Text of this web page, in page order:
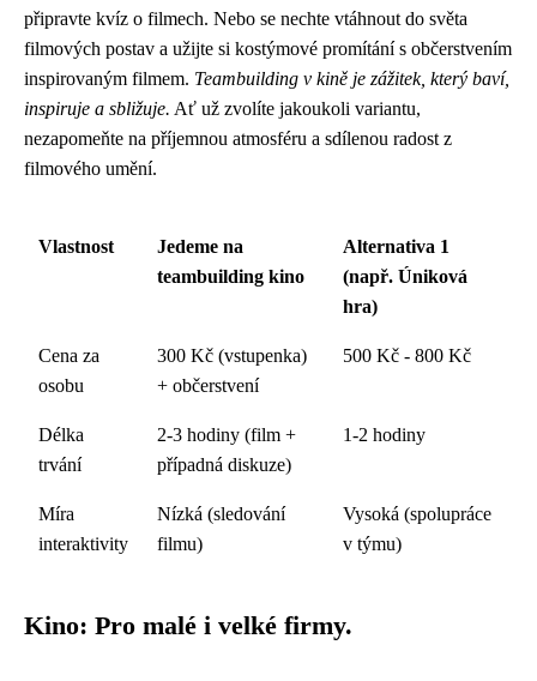
připravte kvíz o filmech. Nebo se nechte vtáhnout do světa
filmových postav a užijte si kostýmové promítání s občerstvením
inspirovaným filmem. Teambuilding v kině je zážitek, který baví,
inspiruje a sbližuje. Ať už zvolíte jakoukoli variantu,
nezapomeňte na příjemnou atmosféru a sdílenou radost z
filmového umění.
Vlastnost
Jedeme na
teambuilding kino
Alternativa 1
(např. Úniková
hra)
Cena za
osobu
300 Kč (vstupenka)
+ občerstvení
500 Kč - 800 Kč
Délka
trvání
2-3 hodiny (film +
případná diskuze)
1-2 hodiny
Míra
interaktivity
Nízká (sledování
filmu)
Vysoká (spolupráce
v týmu)
Kino: Pro malé i velké firmy.